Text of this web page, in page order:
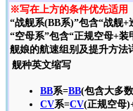
※写在上方的条件优先适用
“战舰系(BB系)”包含“战舰
“空母系”包含“正规空母+
舰娘的航速组别及提升方法
舰种英文缩写
BB系=BB(包含大多
CV系=CV(正规空母